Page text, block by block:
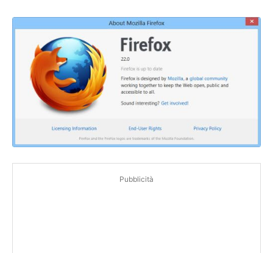
Pubblicità